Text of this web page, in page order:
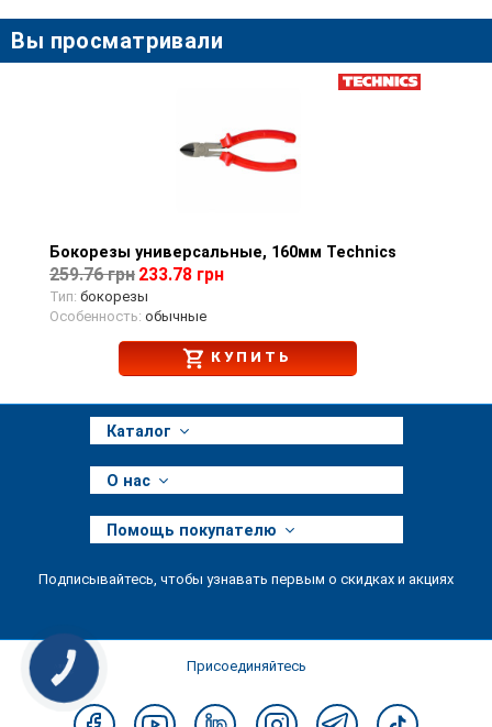
Вы просматривали
Просмотр товара
Бокорезы универсальные, 160мм Technics
259.76 грн 233.78 грн
Тип: бокорезы
Особенность: обычные
КУПИТЬ
Каталог
О нас
Помощь покупателю
Подписывайтесь, чтобы узнавать первым о скидках и акциях
Присоединяйтесь
КНОПКА
ЗВ'ЯЗКУ